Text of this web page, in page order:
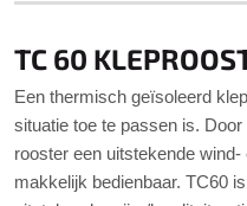
TC 60
Een thermisch geïsoleerd
situatie toe te passen is.
rooster een uitstekende
makkelijk bedienbaar. TC60